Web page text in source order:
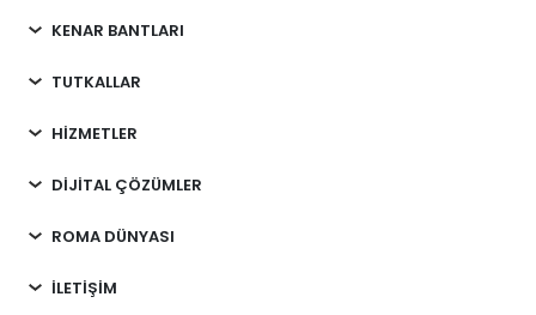
KENAR BANTLARI
TUTKALLAR
HİZMETLER
DİJİTAL ÇÖZÜMLER
ROMA DÜNYASI
İLETİŞİM